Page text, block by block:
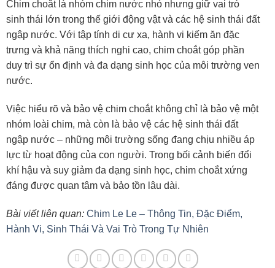
Chim choắt là nhóm chim nước nhỏ nhưng giữ vai trò
sinh thái lớn trong thế giới động vật và các hệ sinh thái đất
ngập nước. Với tập tính di cư xa, hành vi kiếm ăn đặc
trưng và khả năng thích nghi cao, chim choắt góp phần
duy trì sự ổn định và đa dạng sinh học của môi trường ven
nước.
Việc hiểu rõ và bảo vệ chim choắt không chỉ là bảo vệ một
nhóm loài chim, mà còn là bảo vệ các hệ sinh thái đất
ngập nước – những môi trường sống đang chịu nhiều áp
lực từ hoạt động của con người. Trong bối cảnh biến đổi
khí hậu và suy giảm đa dạng sinh học, chim choắt xứng
đáng được quan tâm và bảo tồn lâu dài.
Bài viết liên quan: Chim Le Le – Thông Tin, Đặc Điểm,
Hành Vi, Sinh Thái Và Vai Trò Trong Tự Nhiên